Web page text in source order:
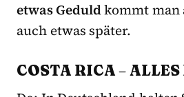
etwas Geduldkommt man
auch etwas später.
COSTA RICA–